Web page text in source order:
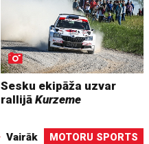
Sesku ekipāža uzvar
rallijāKurzeme
Vairāk MOTORU SPORTS